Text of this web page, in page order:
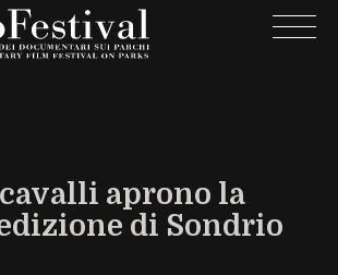
aprono la
di Sondrio